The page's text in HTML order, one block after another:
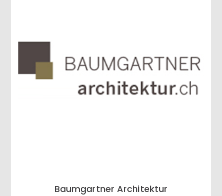
Baumgartner Architektur